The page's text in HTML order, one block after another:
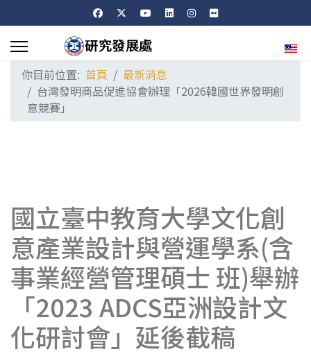
選擇
你目前位置: 首頁
最新消息
台灣發明商品促進協會辦理「2026韓國世界發明創
意競賽」
國立臺中教育大學文化創
意產業設計與營運學系(含
事業經營管理碩士 班)舉辦
「2023 ADCS亞洲設計文
化研討會」延後截稿